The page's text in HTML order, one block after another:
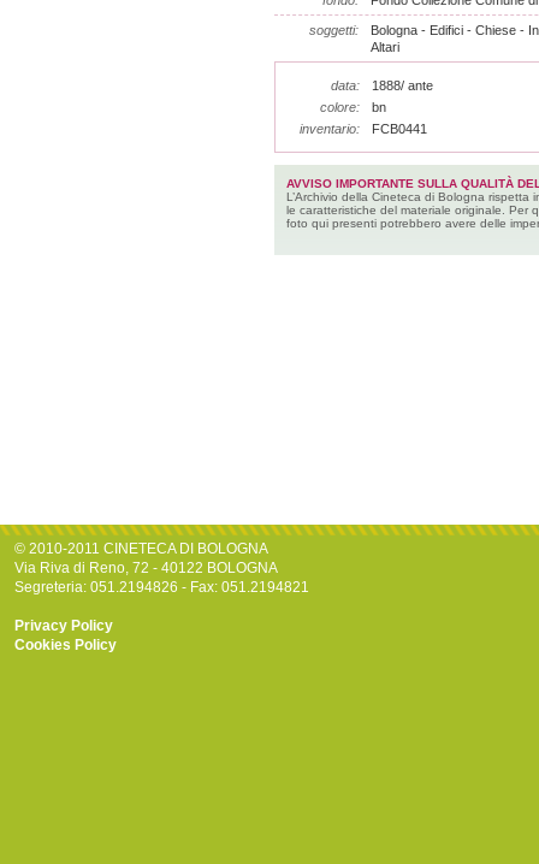
soggetti:
Bologna - Edifici - Chiese -
Altari
data:
1888/ ante
colore:
bn
inventario:
FCB0441
AVVISO IMPORTANTE SULLA QUALITÀ
L’Archivio della Cineteca di Bologna rispetta
le caratteristiche del materiale originale. Per
foto qui presenti potrebbero avere delle
© 2010-2011 CINETECA DI BOLOGNA
Via Riva di Reno, 72 - 40122 BOLOGNA
Segreteria: 051.2194826 - Fax: 051.2194821
Privacy Policy
Cookies Policy